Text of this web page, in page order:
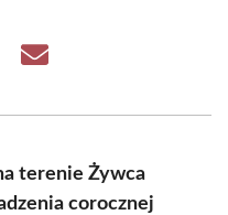
Share
terenie Żywca
corocznej